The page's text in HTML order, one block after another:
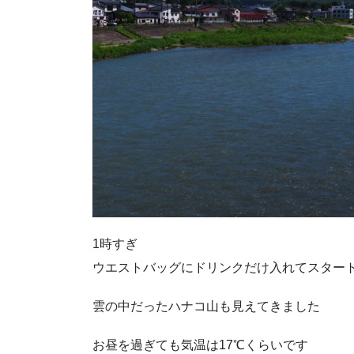
1時すぎ
ウエストバッグにドリンクだけ入れてスター
雲の中だったハナコ山も見えてきました
お昼を過ぎても気温は17℃くらいです